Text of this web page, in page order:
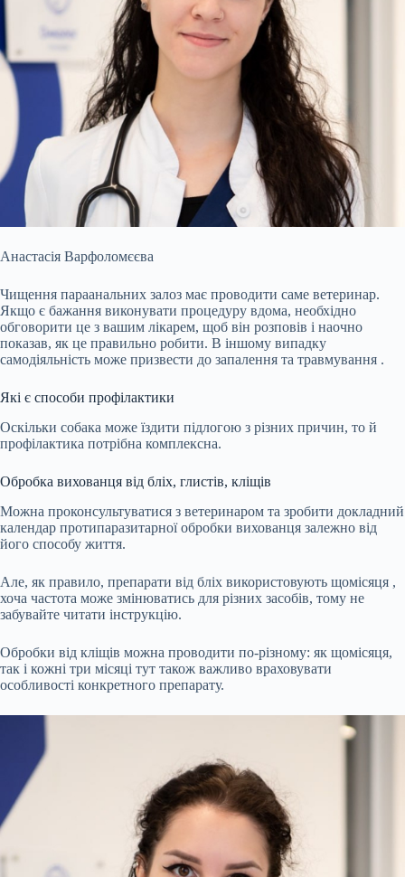
Анастасія Варфоломєєва
Чищення параанальних залоз має проводити саме ветеринар.
Якщо є бажання виконувати процедуру вдома, необхідно
обговорити це з вашим лікарем, щоб він розповів і наочно
показав, як це правильно робити. В іншому випадку
самодіяльність може призвести до запалення та травмування .
Які є способи профілактики
Оскільки собака може їздити підлогою з різних причин, то й
профілактика потрібна комплексна.
Обробка вихованця від бліх, глистів, кліщів
Можна проконсультуватися з ветеринаром та зробити докладний
календар протипаразитарної обробки вихованця залежно від
його способу життя.
Але, як правило, препарати від бліх використовують щомісяця ,
хоча частота може змінюватись для різних засобів, тому не
забувайте читати інструкцію.
Обробки від кліщів можна проводити по-різному: як щомісяця,
так і кожні три місяці тут також важливо враховувати
особливості конкретного препарату.